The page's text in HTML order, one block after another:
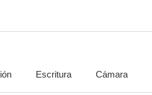
Escritura Cámara